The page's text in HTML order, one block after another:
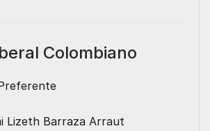
Colombiano
Lizeth Barraza Arraut